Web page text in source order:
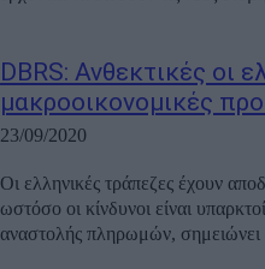
DBRS: Ανθεκτικές οι
μακροοικονομικές
23/09/2020
Οι ελληνικές τράπεζες έχουν
ωστόσο οι κίνδυνοι είναι
αναστολής πληρωμών, σημειώνει